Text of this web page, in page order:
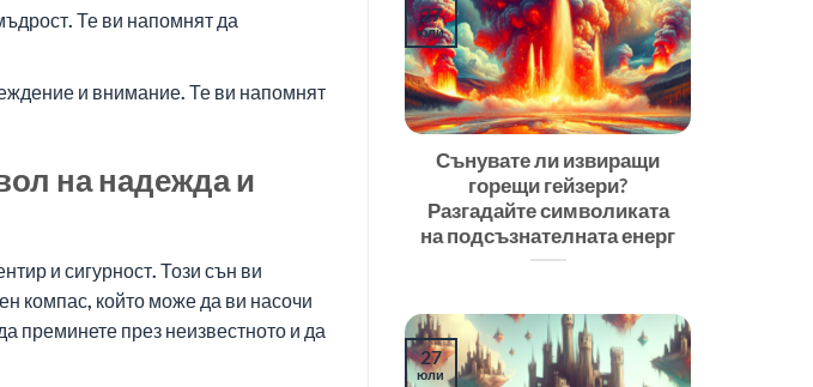
Те ви напомнят да
и внимание. Те ви напомнят
на надежда и
и сигурност. Този сън ви
компас, който може да ви насочи
преминете през неизвестното и да
Сънувате ли извиращи
горещи гейзери?
Разгадайте символиката
на подсъзнателната енерг
27
юли
27
юли